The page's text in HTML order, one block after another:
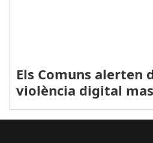
Els Comuns alerten
violència digital